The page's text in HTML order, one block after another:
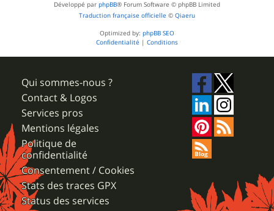
Développé par phpBB® Forum Software © phpBB Limited
Traduction française officielle © Qiaeru
Optimized by: phpBB SEO
Confidentialité | Conditions
Qui sommes-nous ?
Contact & Logos
Services pros
Mentions légales
Politique de
confidentialité
Consentement / Cookies
Stats des traces GPX
Status des services